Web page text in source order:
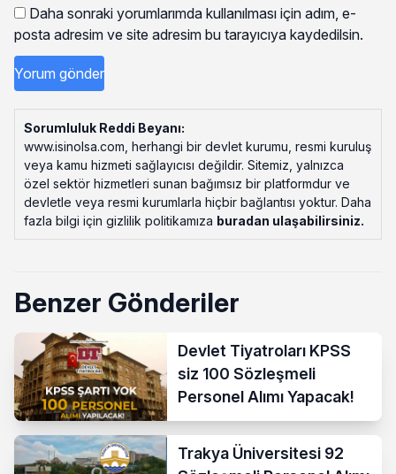
Daha sonraki yorumlarımda kullanılması için adım, e-
posta adresim ve site adresim bu tarayıcıya kaydedilsin.
Sorumluluk Reddi Beyanı:
www.isinolsa.com, herhangi bir devlet kurumu, resmi kuruluş
veya kamu hizmeti sağlayıcısı değildir. Sitemiz, yalnızca
özel sektör hizmetleri sunan bağımsız bir platformdur ve
devletle veya resmi kurumlarla hiçbir bağlantısı yoktur. Daha
fazla bilgi için gizlilik politikamıza buradan ulaşabilirsiniz.
Benzer Gönderiler
Devlet Tiyatroları KPSS
siz 100 Sözleşmeli
Personel Alımı Yapacak!
Trakya Üniversitesi 92